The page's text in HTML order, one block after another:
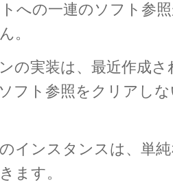
への一連のソフト参
。
の実装は、最近作成
フト参照をクリアし
インスタンスは、単
ます。